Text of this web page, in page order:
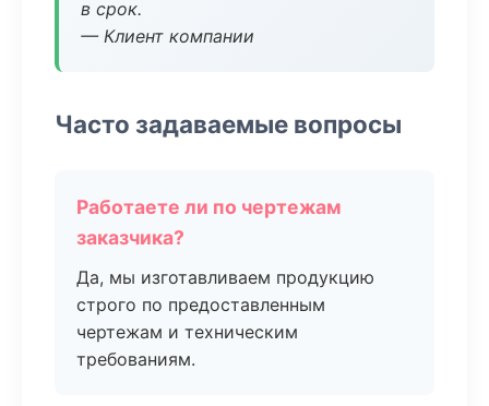
в срок.
— Клиент компании
Часто задаваемые вопросы
Работаете ли по чертежам
заказчика?
Да, мы изготавливаем продукцию
строго по предоставленным
чертежам и техническим
требованиям.